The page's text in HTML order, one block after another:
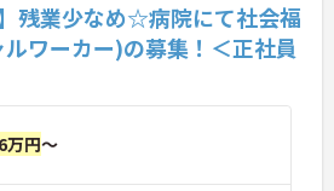
残業少なめ☆病院にて社会福
ワーカー)の募集！＜正社員
万円～